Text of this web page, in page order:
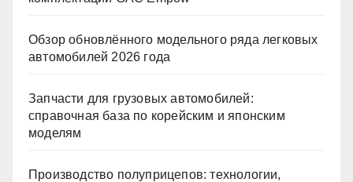
Обзор обновлённого модельного ряда легковых
автомобилей 2026 года
Запчасти для грузовых автомобилей:
справочная база по корейским и японским
моделям
Производство полуприцепов: технологии,